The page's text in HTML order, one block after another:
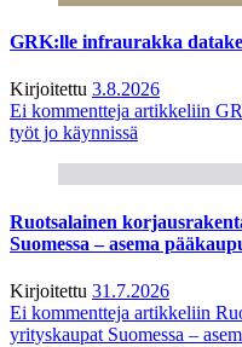
GRK:lle infraurakka
Kirjoitettu 3.8.2026
Ei kommentteja artikkeliin
työt jo käynnissä
Ruotsalainen
Suomessa – asema
Kirjoitettu 31.7.2026
Ei kommentteja artikkeliin
yrityskaupat Suomessa –